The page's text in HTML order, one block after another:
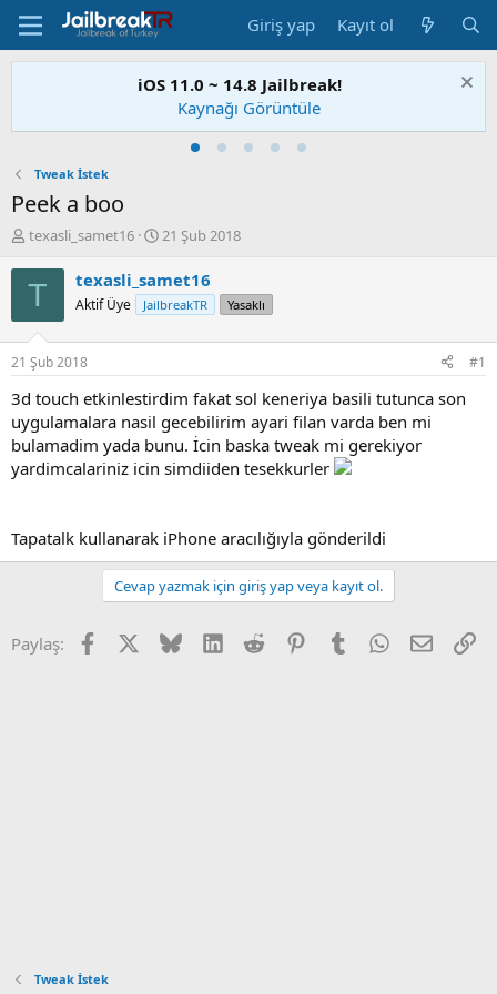
Giriş yap Kayıt ol
iOS 11.0 ~ 14.8 Jailbreak!
Kaynağı Görüntüle
Tweak İstek
Peek a boo
K
n
a
h
i
b
texasli_samet16
B
ş
l
a
ı
ç
a
r
21 Şub 2018
T texasli_samet16
Aktif Üye JailbreakTR Yasaklı
21 Şub 2018 #1
3d touch etkinlestirdim fakat sol keneriya basili tutunca son
uygulamalara nasil gecebilirim ayari filan varda ben mi
bulamadim yada bunu. İcin baska tweak mi gerekiyor
yardimcalariniz icin simdiiden tesekkurler
Tapatalk kullanarak iPhone aracılığıyla gönderildi
Cevap yazmak için giriş yap veya kayıt ol.
Paylaş: Facebook BlueskyLinkedInReddit PinterestTumblr WhatsApp
E-posta
Tweak İstek